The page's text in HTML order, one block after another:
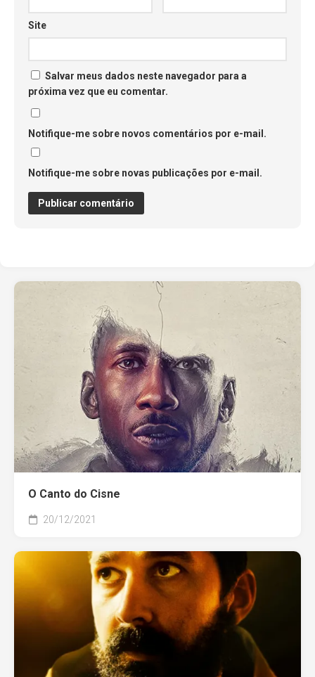
Site
Salvar meus dados neste navegador para a
próxima vez que eu comentar.
Notifique-me sobre novos comentários por e-mail.
Notifique-me sobre novas publicações por e-mail.
O Canto do Cisne
20/12/2021